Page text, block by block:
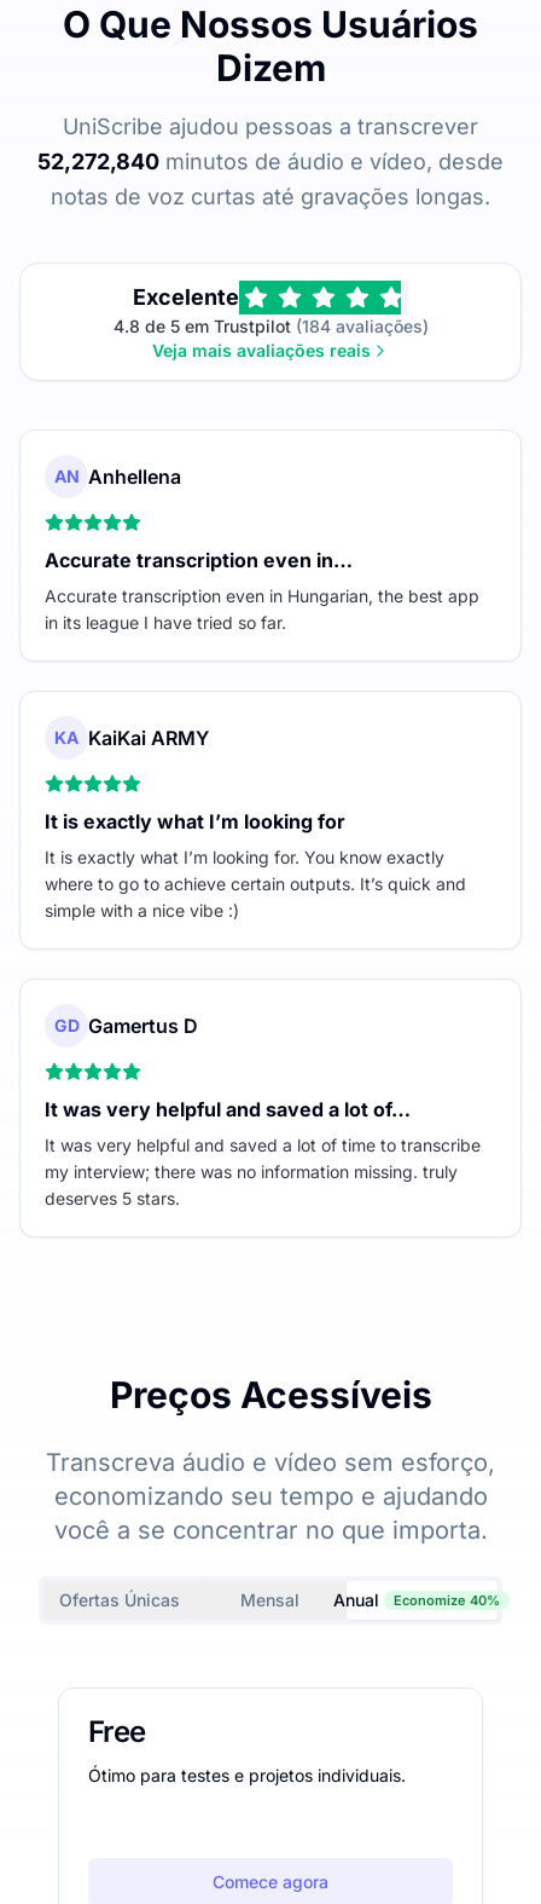
O Que Nossos Usuários
Dizem
UniScribe ajudou pessoas a transcrever
52,272,840 minutos de áudio e vídeo, desde
notas de voz curtas até gravações longas.
Excelente
4.8 de 5 em Trustpilot(184 avaliações)
Veja mais avaliações reais
AN Anhellena
Accurate transcription even in…
Accurate transcription even in Hungarian, the best app
in its league I have tried so far.
KA KaiKai ARMY
It is exactly what I’m looking for
It is exactly what I’m looking for. You know exactly
where to go to achieve certain outputs. It’s quick and
simple with a nice vibe :)
GD Gamertus D
It was very helpful and saved a lot of…
It was very helpful and saved a lot of time to transcribe
my interview; there was no information missing. truly
deserves 5 stars.
Preços Acessíveis
Transcreva áudio e vídeo sem esforço,
economizando seu tempo e ajudando
você a se concentrar no que importa.
Ofertas Únicas Mensal Anual Economize 40%
Free
Ótimo para testes e projetos individuais.
Comece agora